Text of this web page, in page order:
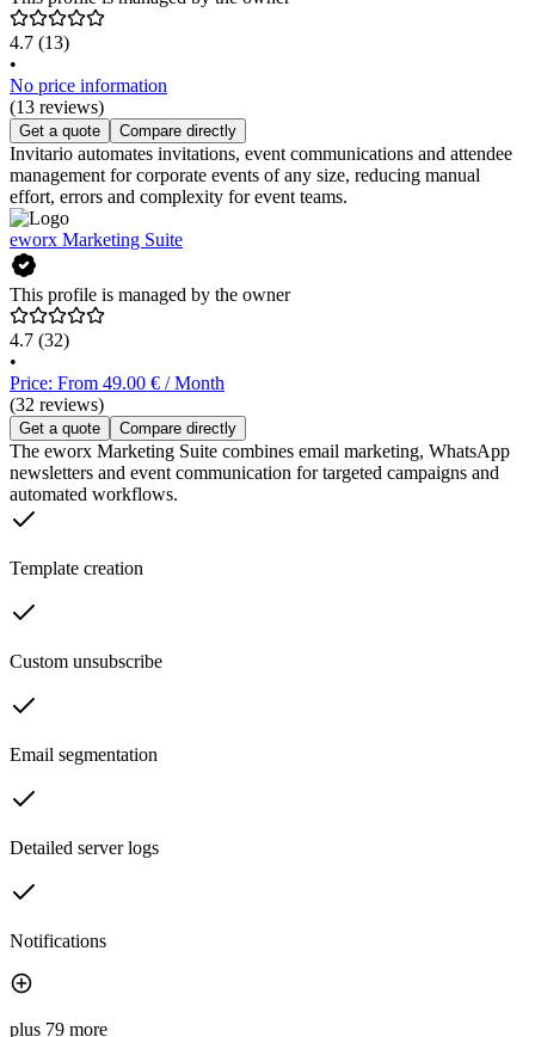
4.7 (13)
•
No price information
(13 reviews)
Get a quote Compare directly
Invitario automates invitations, event communications and attendee
management for corporate events of any size, reducing manual
effort, errors and complexity for event teams.
eworx Marketing Suite
This profile is managed by the owner
4.7 (32)
•
Price: From 49.00 € / Month
(32 reviews)
Get a quote Compare directly
The eworx Marketing Suite combines email marketing, WhatsApp
newsletters and event communication for targeted campaigns and
automated workflows.
Template creation
Custom unsubscribe
Email segmentation
Detailed server logs
Notifications
plus 79 more